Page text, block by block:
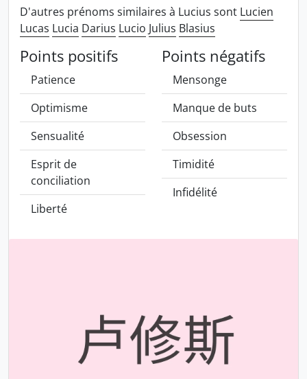
D'autres prénoms similaires à Lucius sont Lucien
Lucas Lucia Darius Lucio Julius Blasius
Points positifs
Patience
Optimisme
Sensualité
Esprit de
conciliation
Liberté
Points négatifs
Mensonge
Manque de buts
Obsession
Timidité
Infidélité